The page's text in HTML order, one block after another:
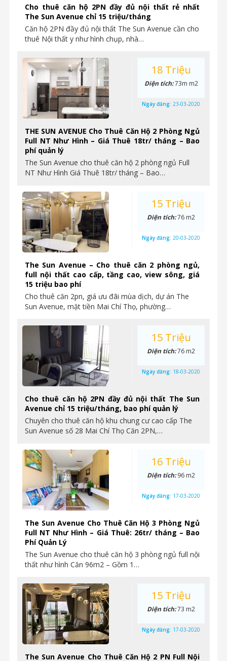
Cho thuê căn hộ 2PN đầy đủ nội thất rẻ nhất
The Sun Avenue chỉ 15 triệu/tháng
Căn hộ 2PN đầy đủ nội thất The Sun Avenue cần cho
thuê Nội thất y như hình chụp, nhà…
THE SUN AVENUE Cho Thuê Căn Hộ 2 Phòng Ngủ
Full NT Như Hình – Giá Thuê 18tr/ tháng – Bao
phí quản lý
The Sun Avenue cho thuê căn hộ 2 phòng ngủ Full
NT Như Hình Giá Thuê 18tr/ tháng – Bao…
18 Triệu
Diện tích:73m m2
Ngày đăng: 23-03-2020
The Sun Avenue – Cho thuê căn 2 phòng ngủ,
full nội thất cao cấp, tầng cao, view sông, giá
15 triệu bao phí
Cho thuê căn 2pn, giá ưu đãi mùa dịch, dự án The
Sun Avenue, mặt tiền Mai Chí Thọ, phường…
15 Triệu
Diện tích:76 m2
Ngày đăng: 20-03-2020
Cho thuê căn hộ 2PN đầy đủ nội thất The Sun
Avenue chỉ 15 triệu/tháng, bao phí quản lý
Chuyên cho thuê căn hộ khu chung cư cao cấp The
Sun Avenue số 28 Mai Chí Thọ Căn 2PN,…
15 Triệu
Diện tích:76 m2
Ngày đăng: 18-03-2020
The Sun Avenue Cho Thuê Căn Hộ 3 Phòng Ngủ
Full NT Như Hình – Giá Thuê: 26tr/ tháng – Bao
Phí Quản Lý
The Sun Avenue cho thuê căn hộ 3 phòng ngủ full nội
thất như hình Căn 96m2 – Gồm 1…
16 Triệu
Diện tích:96 m2
Ngày đăng: 17-03-2020
The Sun Avenue Cho Thuê Căn Hộ 2 PN Full Nội
15 Triệu
Diện tích:73 m2
Ngày đăng: 17-03-2020